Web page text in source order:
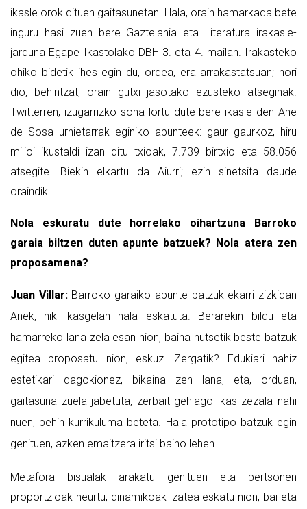
ikasle orok dituen gaitasunetan. Hala, orain hamarkada bete
inguru hasi zuen bere Gaztelania eta Literatura irakasle-
jarduna Egape Ikastolako DBH 3. eta 4. mailan. Irakasteko
ohiko bidetik ihes egin du, ordea, era arrakastatsuan; hori
dio, behintzat, orain gutxi jasotako ezusteko atseginak.
Twitterren, izugarrizko sona lortu dute bere ikasle den Ane
de Sosa urnietarrak eginiko apunteek: gaur gaurkoz, hiru
milioi ikustaldi izan ditu txioak, 7.739 birtxio eta 58.056
atsegite. Biekin elkartu da Aiurri; ezin sinetsita daude
oraindik.
Nola eskuratu dute horrelako oihartzuna Barroko
garaia biltzen duten apunte batzuek? Nola atera zen
proposamena?
Juan Villar:Barroko garaiko apunte batzuk ekarri zizkidan
Anek, nik ikasgelan hala eskatuta. Berarekin bildu eta
hamarreko lana zela esan nion, baina hutsetik beste batzuk
egitea proposatu nion, eskuz. Zergatik? Edukiari nahiz
estetikari dagokionez, bikaina zen lana, eta, orduan,
gaitasuna zuela jabetuta, zerbait gehiago ikas zezala nahi
nuen, behin kurrikuluma beteta. Hala prototipo batzuk egin
genituen, azken emaitzera iritsi baino lehen.
Metafora bisualak arakatu genituen eta pertsonen
proportzioak neurtu; dinamikoak izatea eskatu nion, bai eta